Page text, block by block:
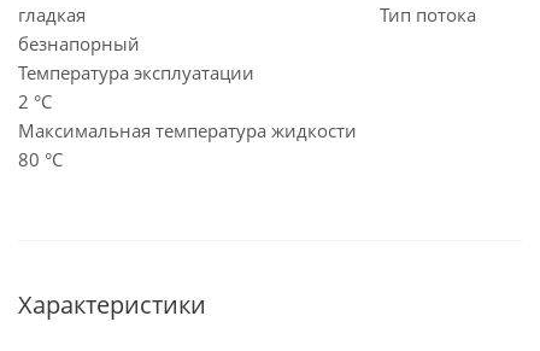
гладкая Тип потока
безнапорный
Температура эксплуатации
2 °C
Максимальная температура жидкости
80 °C
Характеристики